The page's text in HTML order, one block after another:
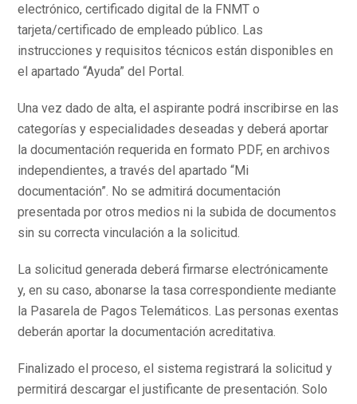
electrónico, certificado digital de la FNMT o
tarjeta/certificado de empleado público. Las
instrucciones y requisitos técnicos están disponibles en
el apartado “Ayuda” del Portal.
Una vez dado de alta, el aspirante podrá inscribirse en las
categorías y especialidades deseadas y deberá aportar
la documentación requerida en formato PDF, en archivos
independientes, a través del apartado “Mi
documentación”. No se admitirá documentación
presentada por otros medios ni la subida de documentos
sin su correcta vinculación a la solicitud.
La solicitud generada deberá firmarse electrónicamente
y, en su caso, abonarse la tasa correspondiente mediante
la Pasarela de Pagos Telemáticos. Las personas exentas
deberán aportar la documentación acreditativa.
Finalizado el proceso, el sistema registrará la solicitud y
permitirá descargar el justificante de presentación. Solo